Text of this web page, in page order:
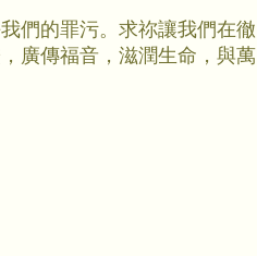
們的罪污。求祢讓我們在徹
廣傳福音，滋潤生命，與萬